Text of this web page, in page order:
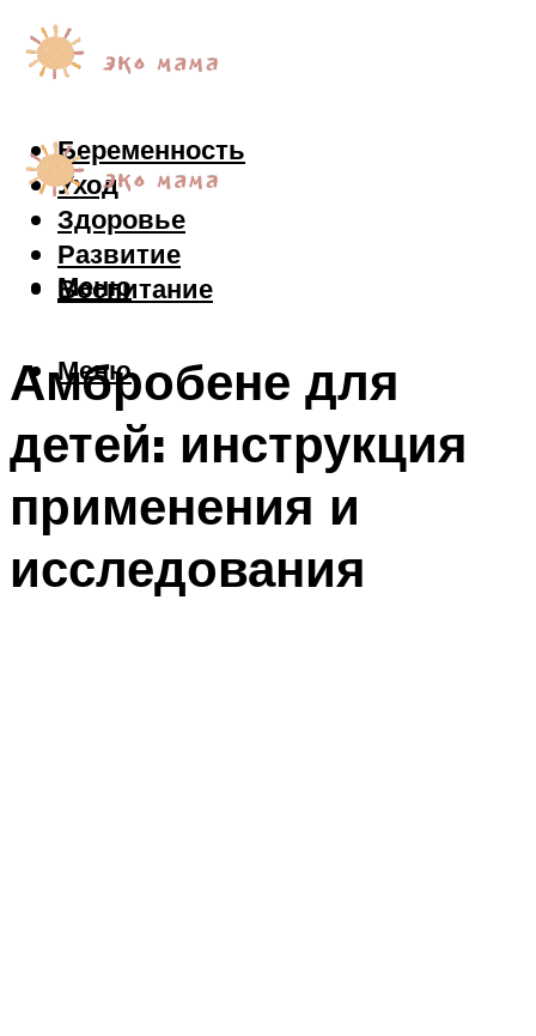
Беременность
Уход
Здоровье
Развитие
Воспитание
Меню
Меню
Амбробене для
детей: инструкция
применения и
исследования